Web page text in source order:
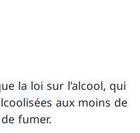
la loi sur l’alcool, qui
aux moins de
fumer.